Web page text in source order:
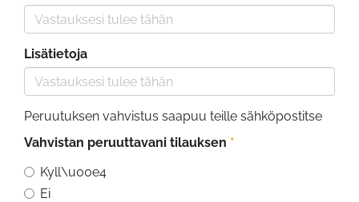
Lisätietoja
Peruutuksen vahvistus saapuu teille sähköpostitse
Vahvistan peruuttavani tilauksen *
Kyll\u00e4
Ei